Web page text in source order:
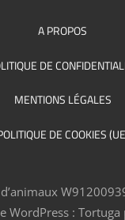
A PROPOS
DE
MENTIONS LÉGALES
DE COOKIES
WordPress : Tortuga